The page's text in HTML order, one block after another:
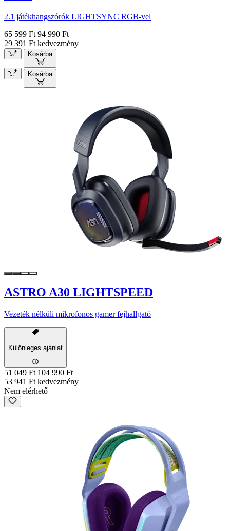
2.1 játékhangszórók LIGHTSYNC RGB-vel
65 599 Ft 94 990 Ft
29 391 Ft kedvezmény
Kosárba
Kosárba
ASTRO A30 LIGHTSPEED
Vezeték nélküli mikrofonos gamer fejhallgató
Különleges ajánlat
51 049 Ft 104 990 Ft
53 941 Ft kedvezmény
Nem elérhető